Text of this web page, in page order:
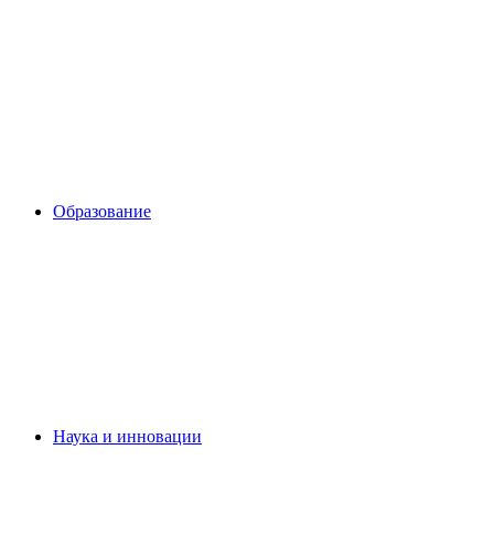
Образование
Наука и инновации